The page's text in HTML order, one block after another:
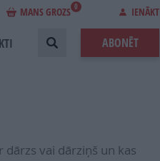
MANS GROZS 0 IENĀKT
ABONĒT
vai dārziņš un kas